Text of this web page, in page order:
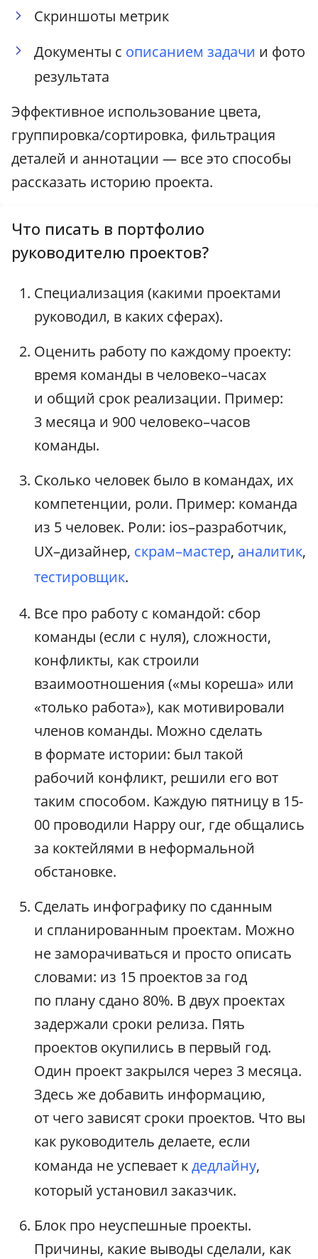
Скриншоты метрик
Документы с описанием задачи и фото
результата
Эффективное использование цвета,
группировка/сортировка, фильтрация
деталей и аннотации — все это способы
рассказать историю проекта.
Что писать в портфолио
руководителю проектов?
Специализация (какими проектами
руководил, в каких сферах).
Оценить работу по каждому проекту:
время команды в человеко–часах
и общий срок реализации. Пример:
3 месяца и 900 человеко–часов
команды.
Сколько человек было в командах, их
компетенции, роли. Пример: команда
из 5 человек. Роли: ios–разработчик,
UX–дизайнер, скрам–мастер, аналитик,
тестировщик.
Все про работу с командой: сбор
команды (если с нуля), сложности,
конфликты, как строили
взаимоотношения («мы кореша» или
«только работа»), как мотивировали
членов команды. Можно сделать
в формате истории: был такой
рабочий конфликт, решили его вот
таким способом. Каждую пятницу в 15-
00 проводили Happy our, где общались
за коктейлями в неформальной
обстановке.
Сделать инфографику по сданным
и спланированным проектам. Можно
не заморачиваться и просто описать
словами: из 15 проектов за год
по плану сдано 80%. В двух проектах
задержали сроки релиза. Пять
проектов окупились в первый год.
Один проект закрылся через 3 месяца.
Здесь же добавить информацию,
от чего зависят сроки проектов. Что вы
как руководитель делаете, если
команда не успевает кдедлайну,
который установил заказчик.
Блок про неуспешные проекты.
Причины, какие выводы сделали, как